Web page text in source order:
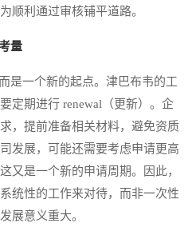
顺利通过审核铺平道路。
量
一个新的起点。津巴布韦的工
定期进行 renewal（更新）。企
，提前准备相关材料，避免资质
发展，可能还需要考虑申请更高
又是一个新的申请周期。因此，
统性的工作来对待，而非一次性
展意义重大。